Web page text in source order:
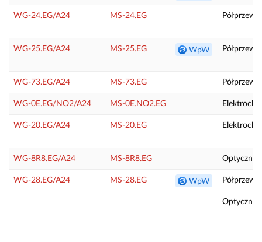
WG-24.EG/A24 MS-24.EG
WG-25.EG/A24 MS-25.EG WpW
WG-73.EG/A24 MS-73.EG
WG-0E.EG/NO2/A24 MS-0E.NO2.EG
WG-20.EG/A24 MS-20.EG
WG-8R8.EG/A24 MS-8R8.EG Optyczny
WG-28.EG/A24 MS-28.EG WpW
Optyczny